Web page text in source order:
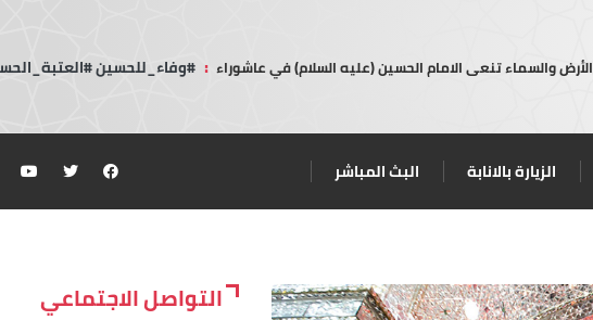
الأرض والسماء تنعى الامام الحسين (عليه السلام) في عاشوراء : #وفاء_للحسين
الزيارة بالانابة البث المباشر
التواصل الاجتماعي